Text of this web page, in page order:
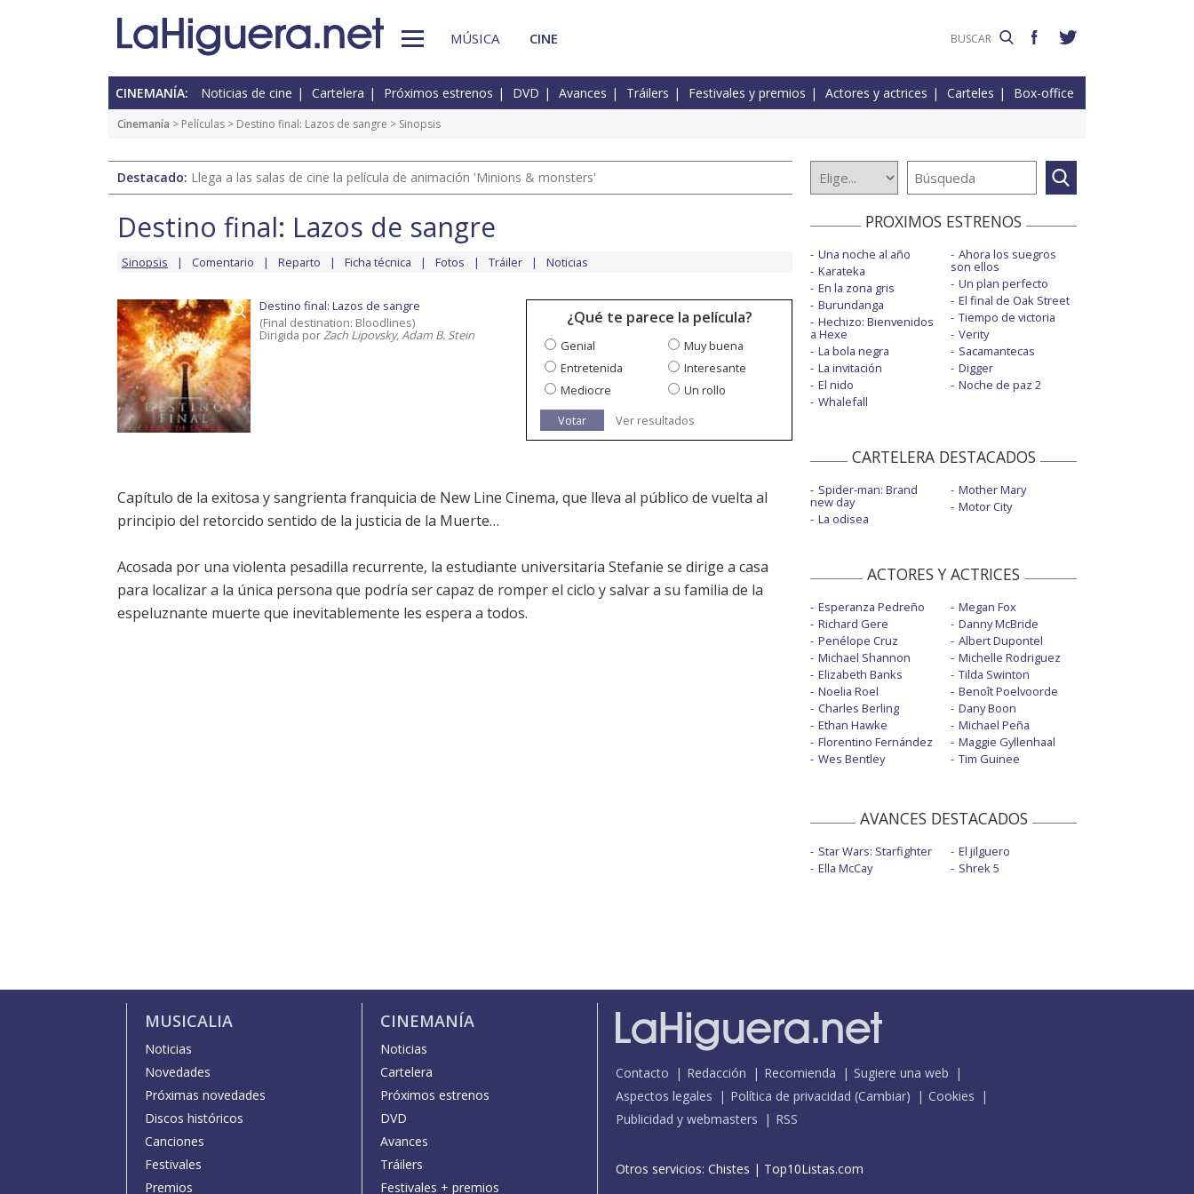
MÚSICA CINE
CINEMANÍA: Noticias de cine Cartelera Próximos estrenos DVD Avances Tráilers Festivales y premios Actores y actrices Carteles Box-office
Cinemanía > Películas > Destino final: Lazos de sangre > Sinopsis
Destacado: Llega a las salas de cine la película de animación 'Minions & monsters'
Destino final: Lazos de sangre
Sinopsis Comentario Reparto Ficha técnica Fotos Tráiler Noticias
Destino final: Lazos de sangre
(Final destination: Bloodlines)
Dirigida porZach Lipovsky, Adam B. Stein
¿Qué te parece la película?
Genial
Muy buena
Entretenida
Interesante
Mediocre
Un rollo
Votar
Ver resultados
Capítulo de la exitosa y sangrienta franquicia de New Line Cinema, que lleva al público de vuelta al
principio del retorcido sentido de la justicia de la Muerte…
Acosada por una violenta pesadilla recurrente, la estudiante universitaria Stefanie se dirige a casa
para localizar a la única persona que podría ser capaz de romper el ciclo y salvar a su familia de la
espeluznante muerte que inevitablemente les espera a todos.
PROXIMOS ESTRENOS
Una noche al año
Karateka
En la zona gris
Burundanga
Hechizo: Bienvenidos
a Hexe
La bola negra
La invitación
El nido
Whalefall
Ahora los suegros
son ellos
Un plan perfecto
El final de Oak Street
Tiempo de victoria
Verity
Sacamantecas
Digger
Noche de paz 2
CARTELERA DESTACADOS
Spider-man: Brand
new day
La odisea
Mother Mary
Motor City
ACTORES Y ACTRICES
Esperanza Pedreño
Richard Gere
Penélope Cruz
Michael Shannon
Elizabeth Banks
Noelia Roel
Charles Berling
Ethan Hawke
Florentino Fernández
Wes Bentley
Megan Fox
Danny McBride
Albert Dupontel
Michelle Rodriguez
Tilda Swinton
Benoît Poelvoorde
Dany Boon
Michael Peña
Maggie Gyllenhaal
Tim Guinee
AVANCES DESTACADOS
Star Wars: Starfighter
Ella McCay
El jilguero
Shrek 5
MUSICALIA
Noticias
Novedades
Próximas novedades
Discos históricos
Canciones
Festivales
Premios
CINEMANÍA
Noticias
Cartelera
Próximos estrenos
DVD
Avances
Tráilers
Festivales + premios
Contacto Redacción Recomienda
Sugiere una web
Aspectos legales
Política de privacidad (Cambiar)
Cookies
Publicidad y webmasters
RSS
Otros servicios: Chistes | Top10Listas.com